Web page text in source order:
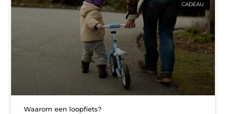
CADEAU
Waarom een loopfiets?